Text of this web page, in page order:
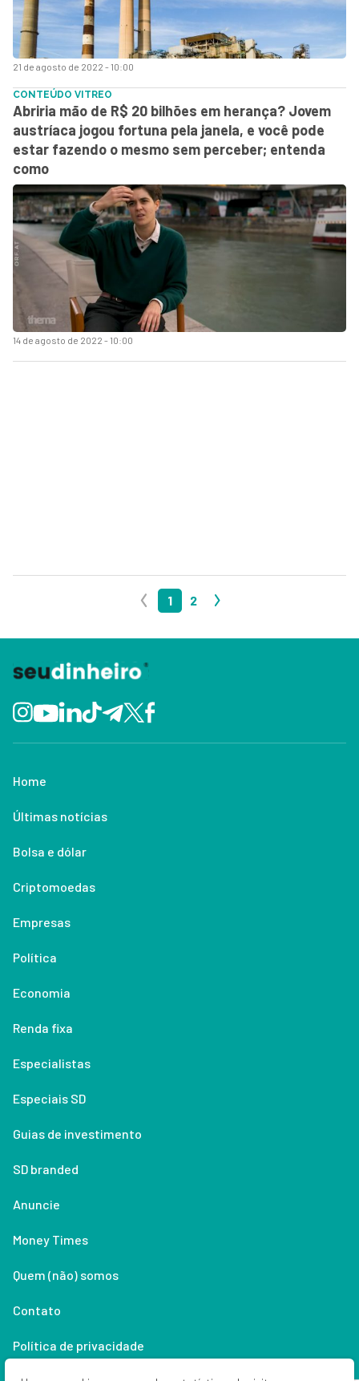
21 de agosto de 2022 - 10:00
14 de agosto de 2022 - 10:00
CONTEÚDO VITREO
Abriria mão de R$ 20 bilhões em herança? Jovem
austríaca jogou fortuna pela janela, e você pode
estar fazendo o mesmo sem perceber; entenda
como
1 2
Home
Últimas notícias
Bolsa e dólar
Criptomoedas
Empresas
Política
Economia
Renda fixa
Especialistas
Especiais SD
Guias de investimento
SD branded
Anuncie
Money Times
Quem (não) somos
Contato
Política de privacidade